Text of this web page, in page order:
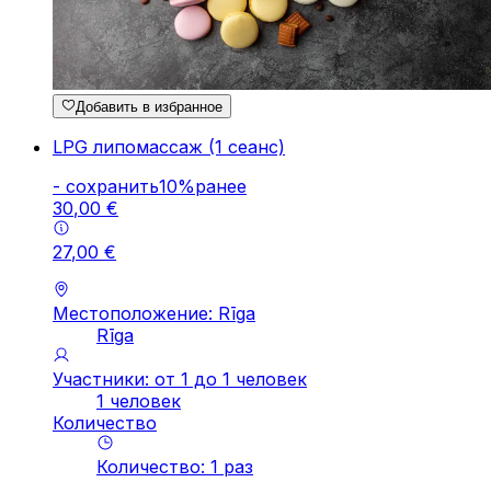
Добавить в избранное
LPG липомассаж (1 сеанс)
- cохранить10%ранее
30,00 €
27,00 €
Местоположение: Rīga
Rīga
Участники: от 1 до 1 человек
1 человек
Количество
Количество: 1 pаз